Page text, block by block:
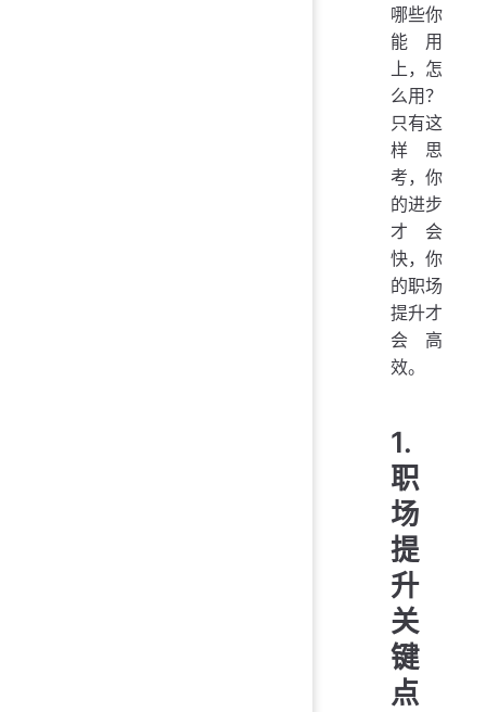
哪些你
能用
上，怎
么用？
只有这
样思
考，你
的进步
才会
快，你
的职场
提升才
会高
效。
1.
职
场
提
升
关
键
点